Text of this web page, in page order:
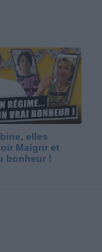
elles
Maigrir et
bonheur !